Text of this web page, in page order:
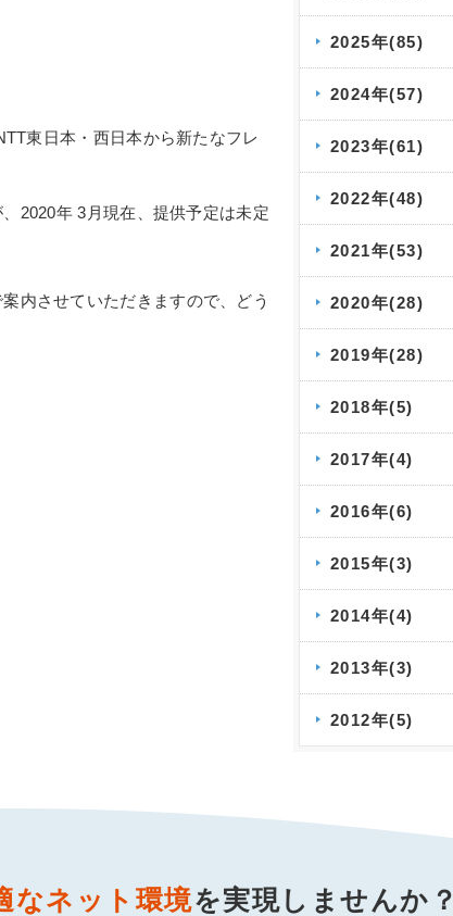
東日本・西日本から新たなフレ
2020年 3月現在、提供予定は未定
内させていただきますので、どう
2025年(85)
2024年(57)
2023年(61)
2022年(48)
2021年(53)
2020年(28)
2019年(28)
2018年(5)
2017年(4)
2016年(6)
2015年(3)
2014年(4)
2013年(3)
2012年(5)
なネット環境を実現しませんか？